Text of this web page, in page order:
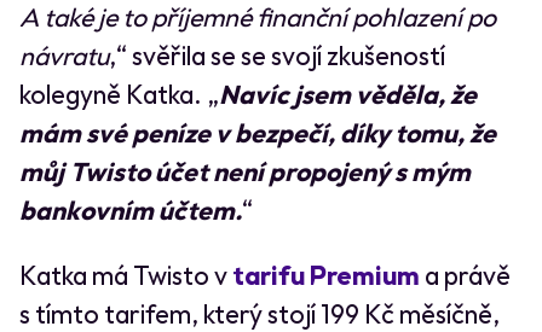
A také je to příjemné finanční pohlazení po
návratu,“ svěřila se se svojí zkušeností
kolegyně Katka. „Navíc jsem věděla, že
mám své peníze v bezpečí, díky tomu, že
můj Twisto účet není propojený s mým
bankovním účtem.“
Katka má Twisto vtarifu Premium a právě
s tímto tarifem, který stojí 199 Kč měsíčně,